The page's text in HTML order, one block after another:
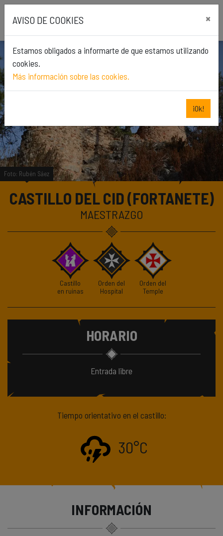
Skip
Foto: Rubén Sáez
CASTILLO DEL CID (FORTANETE)
MAESTRAZGO
Castillo
en ruinas
Orden del
Hospital
Orden del
Temple
HORARIO
Entrada libre
Tiempo orientativo en el castillo:
30°C
INFORMACIÓN
AVISO DE COOKIES ×
Estamos obligados a informarte de que estamos utilizando
cookies.
Más información sobre las cookies.
¡Ok!